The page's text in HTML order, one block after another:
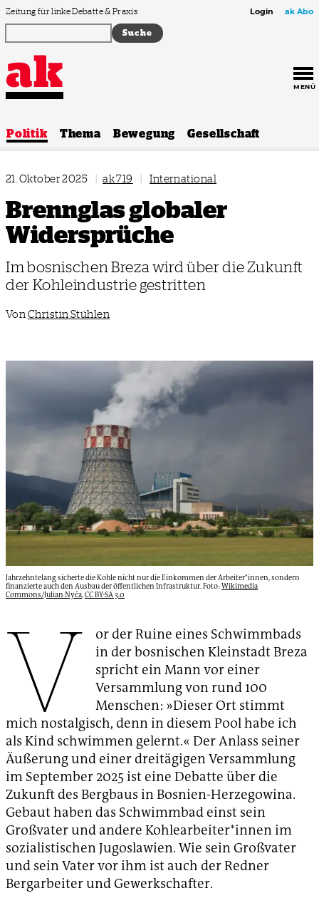
Zum Inhalt springen
Zeitung für linke Debatte & Praxis Login ak Abo
MENÜ
Politik Thema Bewegung Gesellschaft
21. Oktober 2025 | ak 719 | International
Brennglas globaler
Widersprüche
Im bosnischen Breza wird über die Zukunft
der Kohleindustrie gestritten
Von Christin Stühlen
Jahrzehntelang sicherte die Kohle nicht nur die Einkommen der Arbeiter*innen, sondern
finanzierte auch den Ausbau der öffentlichen Infrastruktur. Foto:Wikimedia
Commons/Julian Nyča,CC BY-SA 3.0
V
or der Ruine eines Schwimmbads
in der bosnischen Kleinstadt Breza
spricht ein Mann vor einer
Versammlung von rund 100
Menschen: »Dieser Ort stimmt
mich nostalgisch, denn in diesem Pool habe ich
als Kind schwimmen gelernt.« Der Anlass seiner
Äußerung und einer dreitägigen Versammlung
im September 2025 ist eine Debatte über die
Zukunft des Bergbaus in Bosnien-Herzegowina.
Gebaut haben das Schwimmbad einst sein
Großvater und andere Kohlearbeiter*innen im
sozialistischen Jugoslawien. Wie sein Großvater
und sein Vater vor ihm ist auch der Redner
Bergarbeiter und Gewerkschafter.